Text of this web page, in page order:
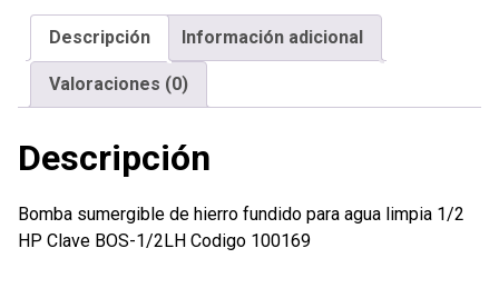
para
agua
limpia
cantidad
Descripción Información adicional
Valoraciones (0)
Descripción
Bomba sumergible de hierro fundido para agua limpia 1/2
HP Clave BOS-1/2LH Codigo 100169